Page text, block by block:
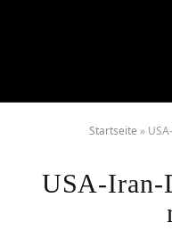
Startseite »
USA-Iran-